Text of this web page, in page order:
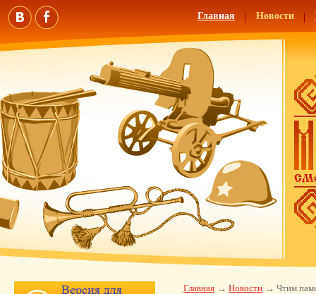
Главная Новости
Главная Новости Чтим